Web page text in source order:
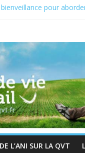
pour
chair à la bienveillance
et QVT
L’ANI SUR LA QVT